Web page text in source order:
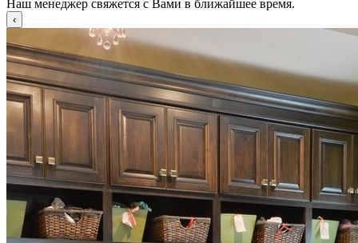
Наш менеджер свяжется с Вами в ближайшее время.